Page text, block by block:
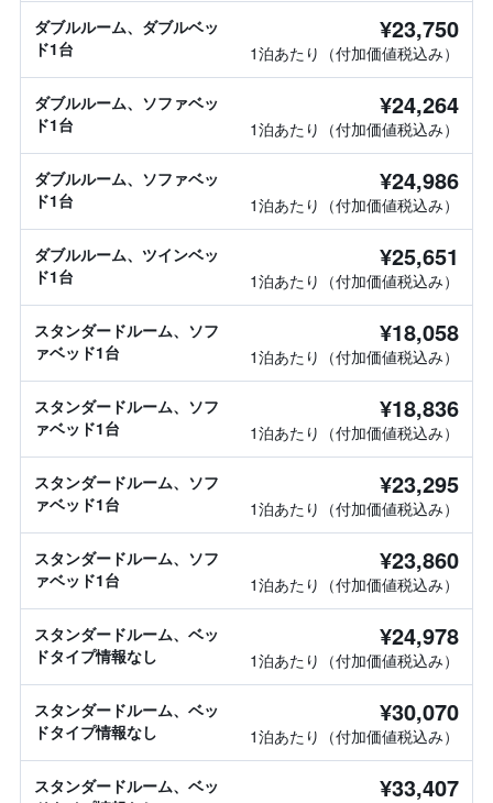
ダブルルーム、ダブルベッ
ド1台
¥23,750
1泊あたり（付加価値税込み）
ダブルルーム、ソファベッ
ド1台
¥24,264
1泊あたり（付加価値税込み）
ダブルルーム、ソファベッ
ド1台
¥24,986
1泊あたり（付加価値税込み）
ダブルルーム、ツインベッ
ド1台
¥25,651
1泊あたり（付加価値税込み）
スタンダードルーム、ソフ
ァベッド1台
¥18,058
1泊あたり（付加価値税込み）
スタンダードルーム、ソフ
ァベッド1台
¥18,836
1泊あたり（付加価値税込み）
スタンダードルーム、ソフ
ァベッド1台
¥23,295
1泊あたり（付加価値税込み）
スタンダードルーム、ソフ
ァベッド1台
¥23,860
1泊あたり（付加価値税込み）
スタンダードルーム、ベッ
ドタイプ情報なし
¥24,978
1泊あたり（付加価値税込み）
スタンダードルーム、ベッ
ドタイプ情報なし
¥30,070
1泊あたり（付加価値税込み）
スタンダードルーム、ベッ
¥33,407